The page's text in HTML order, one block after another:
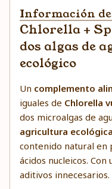
Información
Chlorella +
dos algas de
ecológico
Un complemento
iguales de Chlorella
dos microalgas de
agricultura ecológica
contenido natural en
ácidos nucleicos.
aditivos innecesarios.